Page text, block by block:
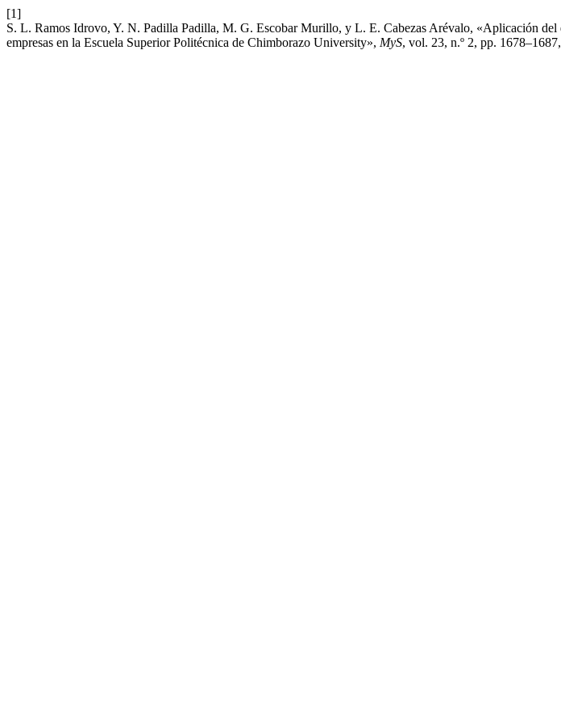
[1]
S. L. Ramos Idrovo, Y. N. Padilla Padilla, M. G. Escobar Murillo, y L. E. Cabezas Arévalo, «Aplicación del
empresas en la Escuela Superior Politécnica de Chimborazo University», MyS, vol. 23, n.º 2, pp.